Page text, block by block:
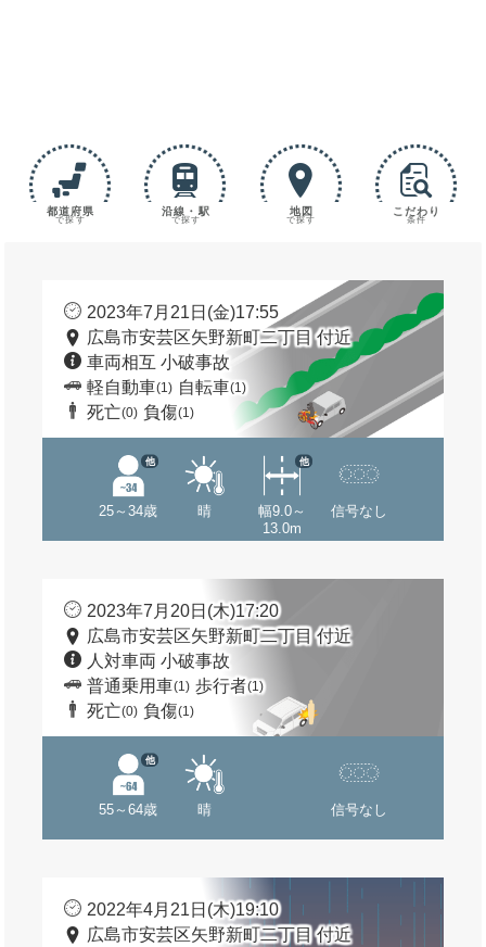
都道府県
で探す
沿線・駅
で探す
地図
で探す
こだわり
条件
2023年7月21日(金)17:55
広島市安芸区矢野新町二丁目 付近
車両相互 小破事故
軽自動車(1) 自転車(1)
死亡(0) 負傷(1)
25～34歳
他
晴
幅9.0～
13.0m
他
信号なし
2023年7月20日(木)17:20
広島市安芸区矢野新町二丁目 付近
人対車両 小破事故
普通乗用車(1) 歩行者(1)
死亡(0) 負傷(1)
55～64歳
他
晴 信号なし
2022年4月21日(木)19:10
広島市安芸区矢野新町二丁目 付近